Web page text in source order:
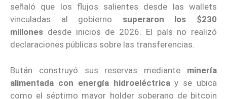
señaló que los flujos salientes desde las wallets
vinculadas al gobierno superaron los $230
millones desde inicios de 2026. El país no realizó
declaraciones públicas sobre las transferencias.
Bután construyó sus reservas mediante minería
alimentada con energía hidroeléctricay se ubica
como el séptimo mayor holder soberano de bitcoin